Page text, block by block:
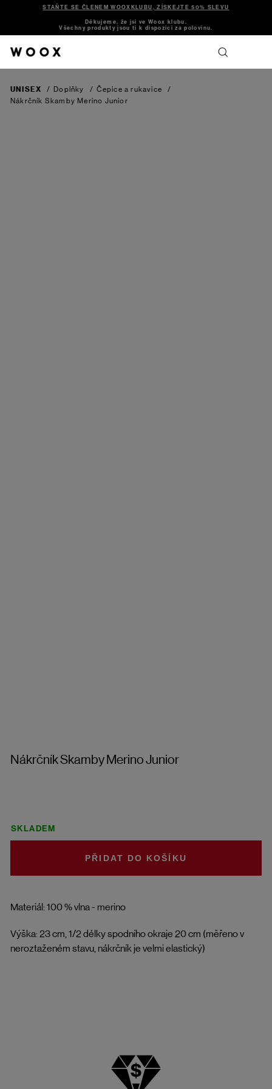
STAŇTE SE ČLENEM WOOXKLUBU, ZÍSKEJTE 50% SLEVU
Děkujeme, že jsi ve Woox klubu.
Všechny produkty jsou ti k dispozici za polovinu.
UNISEX / Doplňky / Čepice a rukavice
/
Nákrčník Skamby Merino Junior
Nákrčník Skamby Merino Junior
Materiál: 100 % vlna - merino
Výška: 23 cm, 1/2 délky spodního okraje 20 cm (měřeno v
neroztaženém stavu, nákrčník je velmi elastický)
SKLADEM
DO KOŠÍKU